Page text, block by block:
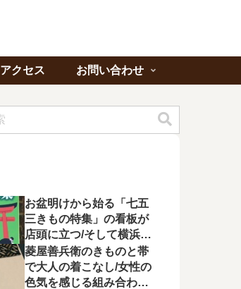
アクセス お問い合わせ
お盆明けから始る「七五
三きもの特集」の看板が
店頭に立つ/そして横浜よ
り「ゆかたの夕べ」への
出席を頂く
菱屋善兵衛のきものと帯
で大人の着こなし/女性の
色気を感じる組み合わに